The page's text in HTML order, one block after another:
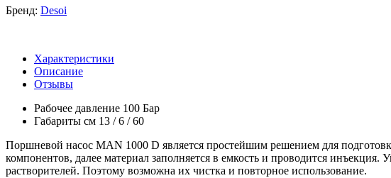
Бренд: Desoi
Характеристики
Описание
Отзывы
Рабочее давление 100 Бар
Габариты см 13 / 6 / 60
Поршневой насос MAN 1000 D является простейшим решением для
компонентов, далее материал заполняется в емкость и проводится
растворителей. Поэтому возможна их чистка и повторное использование.